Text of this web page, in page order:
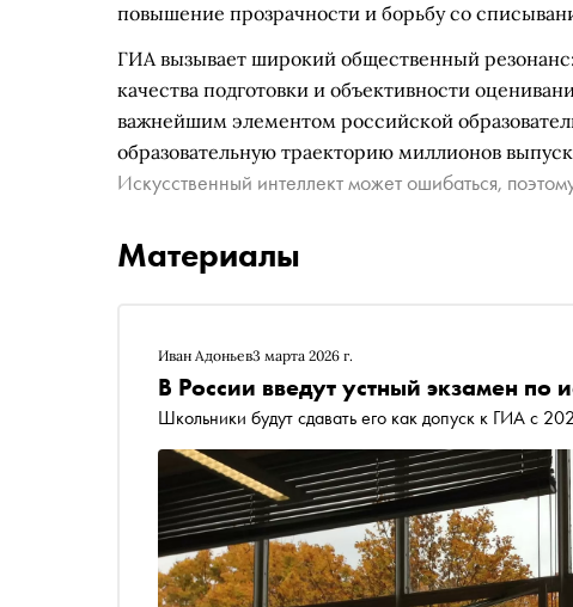
повышение прозрачности и борьбу со
ГИА вызывает широкий общественный
качества подготовки и объективности
важнейшим элементом российской
образовательную траекторию миллионов
Искусственный интеллект может ошибаться,
Материалы
Иван Адоньев3 марта 2026 г.
В России введут устный экзамен по
Школьники будут сдавать его как допуск к ГИА с